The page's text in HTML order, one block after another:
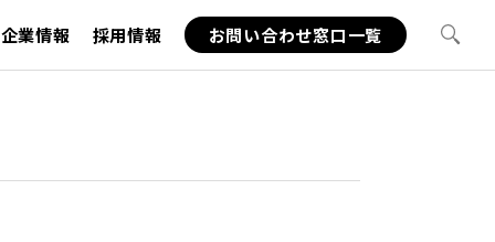
企業情報 採用情報 お問い合わせ窓口一覧